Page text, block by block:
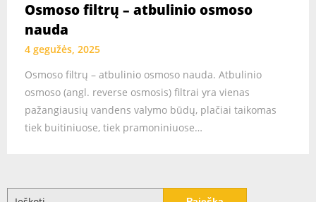
Osmoso filtrų – atbulinio osmoso
nauda
4 gegužės, 2025
Osmoso filtrų – atbulinio osmoso nauda. Atbulinio
osmoso (angl. reverse osmosis) filtrai yra vienas
pažangiausių vandens valymo būdų, plačiai taikomas
tiek buitiniuose, tiek pramoniniuose…
Ieškoti: